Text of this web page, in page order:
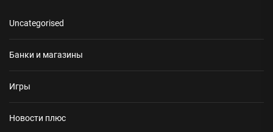
Uncategorised
Банки и магазины
Игры
Новости плюс